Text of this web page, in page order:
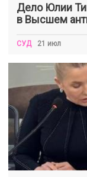
Дело Юлии
в Высшем
СУД 21 июл